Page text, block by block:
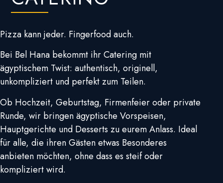
Pizza kann jeder. Fingerfood auch.
Bei Bel Hana bekommt ihr Catering mit
ägyptischem Twist: authentisch, originell,
unkompliziert und perfekt zum Teilen.
Ob Hochzeit, Geburtstag, Firmenfeier oder private
Runde, wir bringen ägyptische Vorspeisen,
Hauptgerichte und Desserts zu eurem Anlass. Ideal
für alle, die ihren Gästen etwas Besonderes
anbieten möchten, ohne dass es steif oder
kompliziert wird.